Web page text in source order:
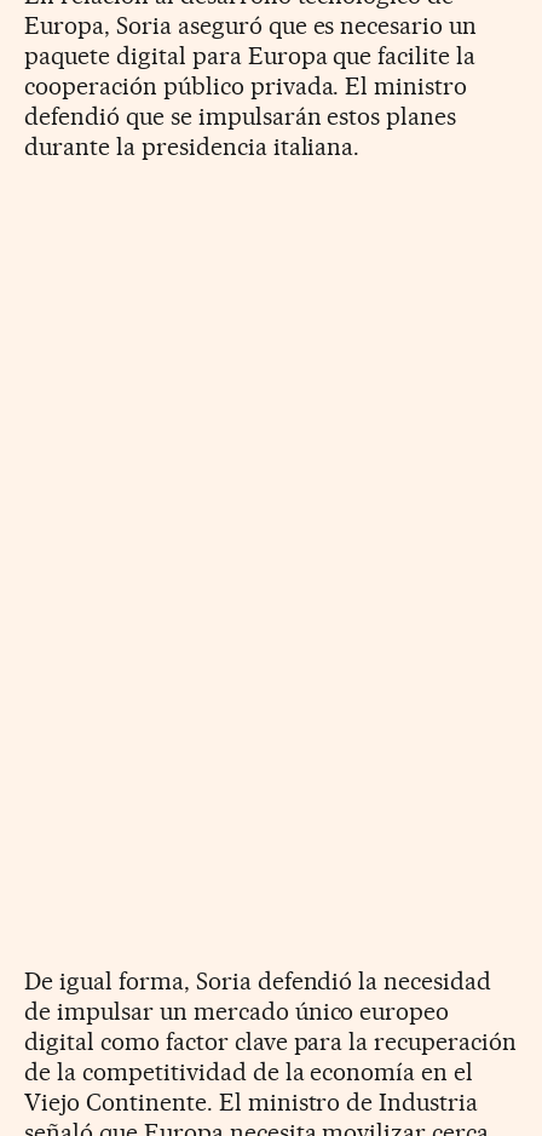
Europa, Soria aseguró que es necesario un
paquete digital para Europa que facilite la
cooperación público privada. El ministro
defendió que se impulsarán estos planes
durante la presidencia italiana.
De igual forma, Soria defendió la necesidad
de impulsar un mercado único europeo
digital como factor clave para la recuperación
de la competitividad de la economía en el
Viejo Continente. El ministro de Industria